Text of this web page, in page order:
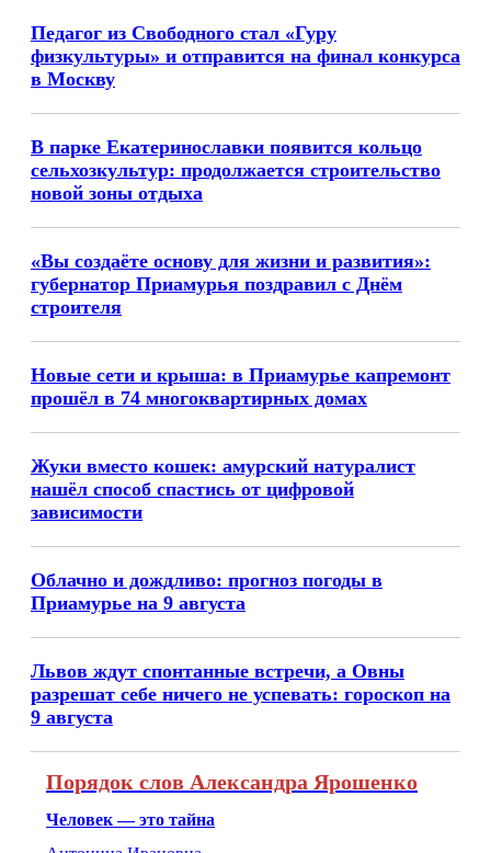
Педагог из Свободного стал «Гуру
физкультуры» и отправится на финал конкурса
в Москву
В парке Екатеринославки появится кольцо
сельхозкультур: продолжается строительство
новой зоны отдыха
«Вы создаёте основу для жизни и развития»:
губернатор Приамурья поздравил с Днём
строителя
Новые сети и крыша: в Приамурье капремонт
прошёл в 74 многоквартирных домах
Жуки вместо кошек: амурский натуралист
нашёл способ спастись от цифровой
зависимости
Облачно и дождливо: прогноз погоды в
Приамурье на 9 августа
Львов ждут спонтанные встречи, а Овны
разрешат себе ничего не успевать: гороскоп на
9 августа
Порядок слов Александра Ярошенко
Человек — это тайна